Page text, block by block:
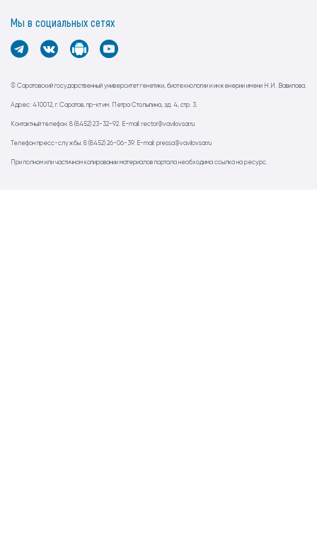
© Саратовский государственный университет генетики, биотехнологии и инженерии имени Н.И. Вавилова.
Адрес: 410012, г. Саратов, пр-кт им. Петра Столыпина, зд. 4, стр. 3.
Контактный телефон: 8 (8452) 23-32-92. E-mail: rector@vavilovsar.ru
Телефон пресс-службы: 8 (8452) 26-06-39. E-mail: pressa@vavilovsar.ru
При полном или частичном копировании материалов портала необходима ссылка на ресурс.
Мы в социальных сетях